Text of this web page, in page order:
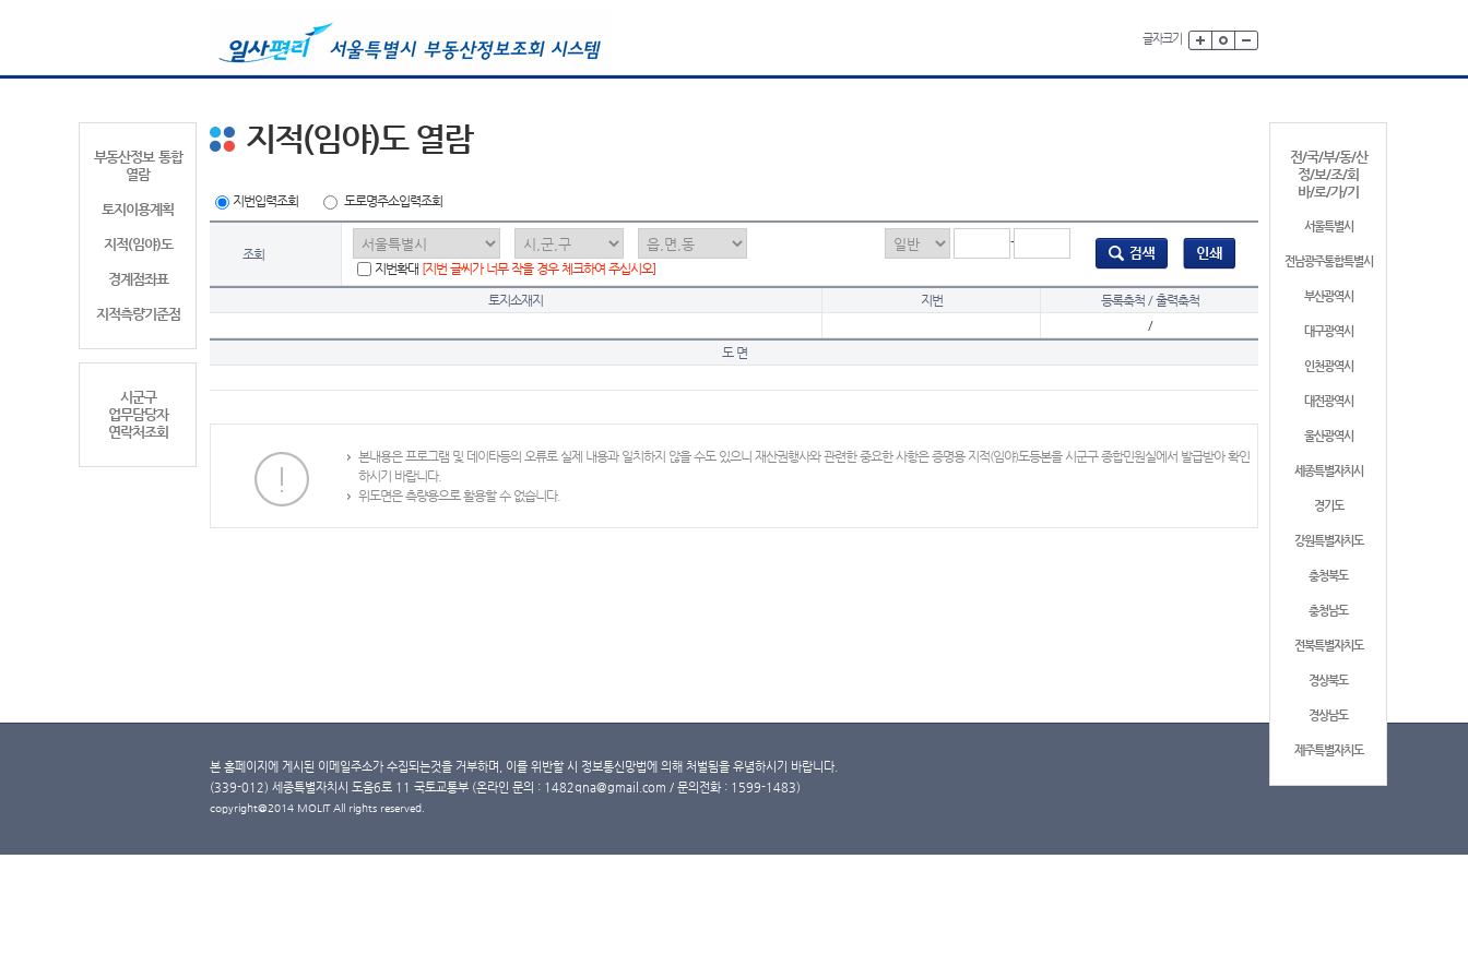
글자크기
부동산정보 통합
열람
토지이용계획
지적(임야)도
경계점좌표
지적측량기준점
시군구
업무담당자
연락처조회
전/국/부/동/산
정/보/조/회
바/로/가/기
서울특별시
전남광주통합특별시
부산광역시
대구광역시
인천광역시
대전광역시
울산광역시
세종특별자치시
경기도
강원특별자치도
충청북도
충청남도
전북특별자치도
경상북도
경상남도
제주특별자치도
지적(임야)도 열람
지번입력조회 도로명주소입력조회
조회
-
지번확대 [지번 글씨가 너무 작을 경우 체크하여 주십시오]
토지소재지 지번
등록축척 / 출력축척
/
도 면
본내용은 프로그램 및 데이타등의 오류로 실제 내용과 일치하지 않을 수도 있으니 재산권행사와 관련한 중요한 사항은 증명용 지적(임야)도등본을 시군구 종합민원실에서 발급받아 확인
하시기 바랍니다.
위도면은 측량용으로 활용할 수 없습니다.
본 홈페이지에 게시된 이메일주소가 수집되는것을 거부하며, 이를 위반할 시 정보통신망법에 의해 처벌됨을 유념하시기 바랍니다.
(339-012) 세종특별자치시 도움6로 11 국토교통부 (온라인 문의 : 1482qna@gmail.com / 문의전화 : 1599-1483)
copyright@2014 MOLIT All rights reserved.